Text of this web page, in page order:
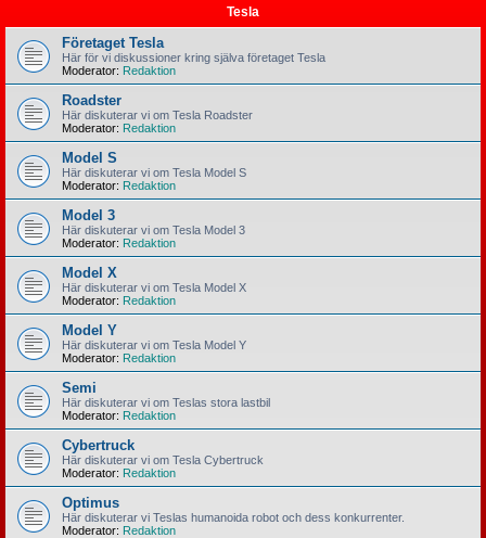
Tesla
Företaget Tesla
Här för vi diskussioner kring själva företaget Tesla
Moderator: Redaktion
Roadster
Här diskuterar vi om Tesla Roadster
Moderator: Redaktion
Model S
Här diskuterar vi om Tesla Model S
Moderator: Redaktion
Model 3
Här diskuterar vi om Tesla Model 3
Moderator: Redaktion
Model X
Här diskuterar vi om Tesla Model X
Moderator: Redaktion
Model Y
Här diskuterar vi om Tesla Model Y
Moderator: Redaktion
Semi
Här diskuterar vi om Teslas stora lastbil
Moderator: Redaktion
Cybertruck
Här diskuterar vi om Tesla Cybertruck
Moderator: Redaktion
Optimus
Här diskuterar vi Teslas humanoida robot och dess konkurrenter.
Moderator: Redaktion